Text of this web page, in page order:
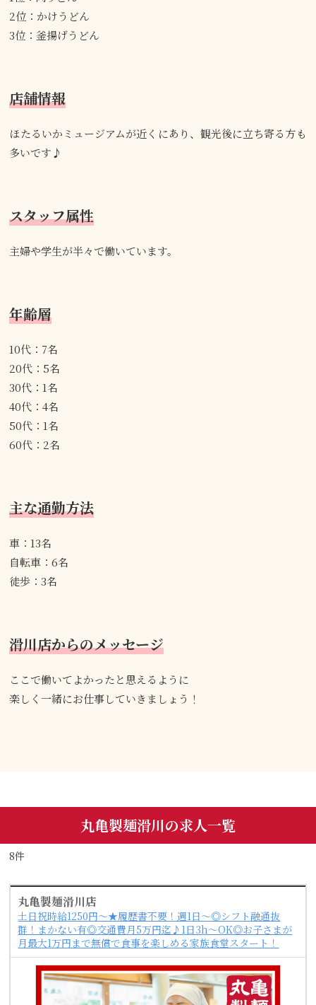
2位：かけうどん
3位：釜揚げうどん
店舗情報
ほたるいかミュージアムが近くにあり、観光後に立ち寄る方も
多いです♪
スタッフ属性
主婦や学生が半々で働いています。
年齢層
10代：7名
20代：5名
30代：1名
40代：4名
50代：1名
60代：2名
主な通勤方法
車：13名
自転車：6名
徒歩：3名
滑川店からのメッセージ
ここで働いてよかったと思えるように
楽しく一緒にお仕事していきましょう！
丸亀製麺滑川の求人一覧
8件
丸亀製麺滑川店
土日祝時給1250円～★履歴書不要！週1日～◎シフト融通抜
群！まかない有◎交通費月5万円迄♪1日3h～OK◎お子さまが
月最大1万円まで無償で食事を楽しめる家族食堂スタート！